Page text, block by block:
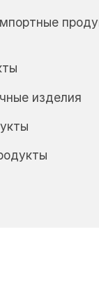
изделия